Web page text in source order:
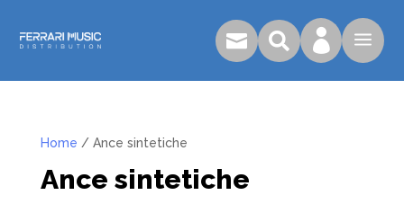
   a
Home / Ance sintetiche
Ance sintetiche